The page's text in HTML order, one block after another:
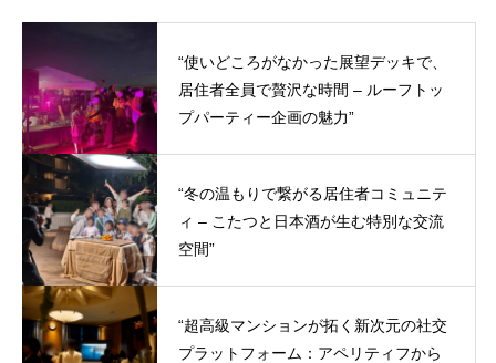
“使いどころがなかった展望デッキで、
居住者全員で贅沢な時間 – ルーフトッ
プパーティー企画の魅力”
“冬の温もりで繋がる居住者コミュニテ
ィ – こたつと日本酒が生む特別な交流
空間”
“超高級マンションが拓く新次元の社交
プラットフォーム：アペリティフから